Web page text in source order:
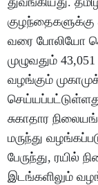
வரை போலியோ
முழுவதும்
வழங்கும்
சுகாதார
மருந்து
பேருந்து, ரயில்
இடங்களிலும்